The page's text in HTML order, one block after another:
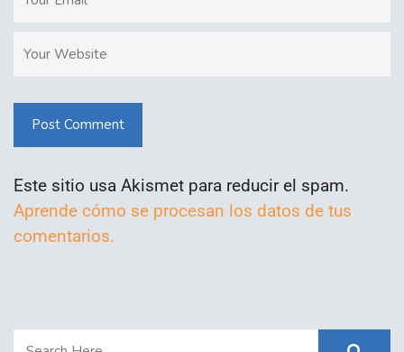
Post Comment
Este sitio usa Akismet para reducir el spam.
Aprende cómo se procesan los datos de tus
comentarios.